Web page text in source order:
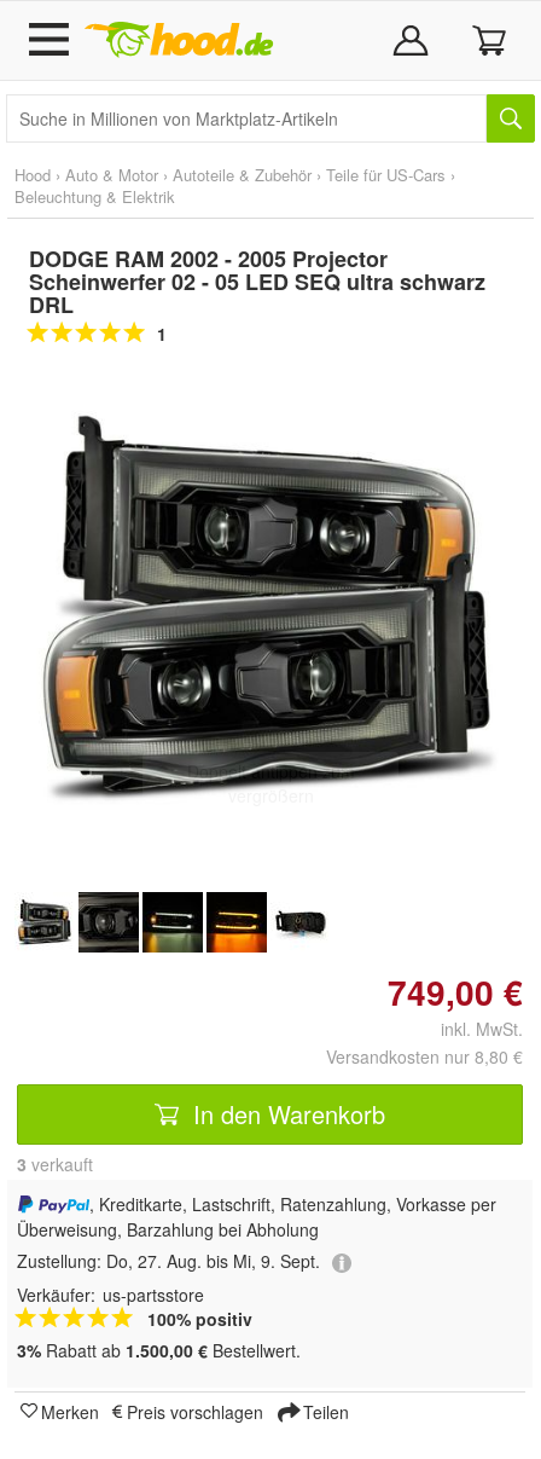
Hood › Auto & Motor › Autoteile & Zubehör › Teile für US-Cars ›
Beleuchtung & Elektrik
DODGE RAM 2002 - 2005 Projector
Scheinwerfer 02 - 05 LED SEQ ultra schwarz
DRL
1
Doppelt antippen zum
vergrößern
749,00 €
inkl. MwSt.
Versandkosten nur 8,80 €
In den Warenkorb
3 verkauft
, Kreditkarte, Lastschrift, Ratenzahlung, Vorkasse per
Überweisung, Barzahlung bei Abholung
Zustellung: Do, 27. Aug. bis Mi, 9. Sept.
Verkäufer: us-partsstore
100% positiv
3% Rabatt ab 1.500,00 € Bestellwert.
Merken Preis vorschlagen Teilen